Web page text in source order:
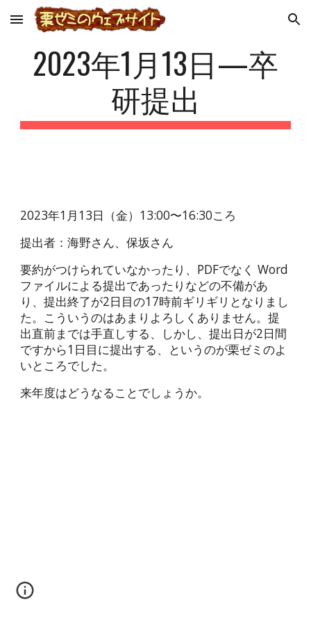
Skip to main content Skip to navigation
2023年1月13日—卒
研提出
2023年1月13日（金）13:00〜16:30ころ
提出者：海野さん、保坂さん
要約がつけられていなかったり、PDFでなく Word
ファイルによる提出であったりなどの不備があ
り、提出終了が2日目の17時前ギリギリとなりまし
た。こういうのはあまりよろしくありません。提
出直前までは手直しする、しかし、提出日が2日間
ですから1日目に提出する、というのが栗ゼミのよ
いところでした。
来年度はどうなることでしょうか。